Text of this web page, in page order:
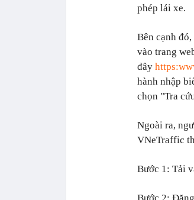
phép lái xe.
Bên cạnh
vào trang
đây
hành nhập
chọn "Tra
Ngoài ra,
VNeTraffic
Bước 1: Tải